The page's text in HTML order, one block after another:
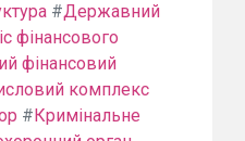
#Державний
фінансового
фінансовий
комплекс
# Кримінальне